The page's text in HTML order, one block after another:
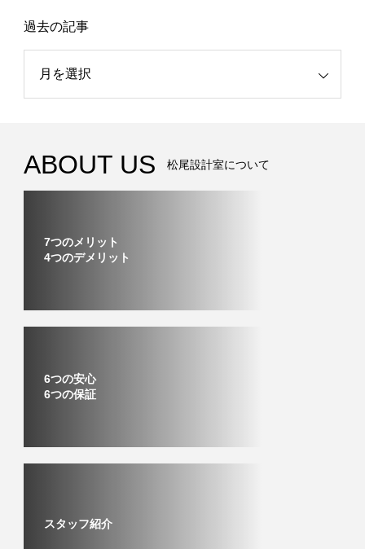
過去の記事
ABOUT US 松尾設計室について
7つのメリット
4つのデメリット
6つの安心
6つの保証
スタッフ紹介